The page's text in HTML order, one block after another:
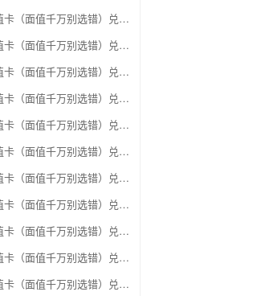
联通充值卡（面值千万别选错）兑换便利通卡
联通充值卡（面值千万别选错）兑换同程旅游卡
联通充值卡（面值千万别选错）兑换万能消费卡
联通充值卡（面值千万别选错）兑换生活杉德卡
联通充值卡（面值千万别选错）兑换世通卡
联通充值卡（面值千万别选错）兑换商盟卡
联通充值卡（面值千万别选错）兑换赢点生活卡
联通充值卡（面值千万别选错）兑换智惠卡
联通充值卡（面值千万别选错）兑换途牛商旅卡
联通充值卡（面值千万别选错）兑换天天一卡通
联通充值卡（面值千万别选错）兑换(易初)卜蜂莲花礼品卡